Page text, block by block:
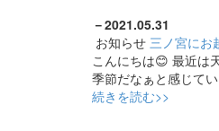
－2021.05.31
お知らせ 三ノ宮にお
こんにちは😊 最近は
季節だなぁと感じて
続きを読む>>